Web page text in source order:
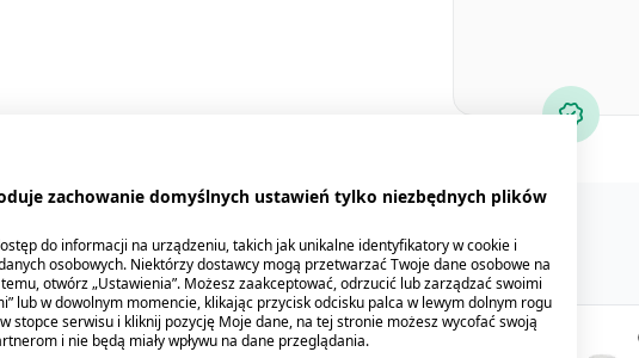
zachowanie domyślnych ustawień tylko niezbędnych plików
do informacji na urządzeniu, takich jak unikalne identyfikatory w cookie i
osobowych. Niektórzy dostawcy mogą przetwarzać Twoje dane osobowe na
otwórz „Ustawienia”. Możesz zaakceptować, odrzucić lub zarządzać swoimi
lub w dowolnym momencie, klikając przycisk odcisku palca w lewym dolnym rogu
stopce serwisu i kliknij pozycję Moje dane, na tej stronie możesz wycofać swoją
i nie będą miały wpływu na dane przeglądania.